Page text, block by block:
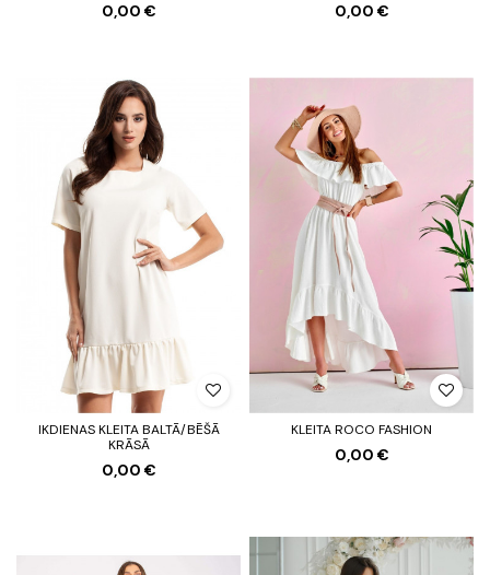
0,00 € 0,00 €
IKDIENAS KLEITA BALTĀ/BĒŠĀ
KRĀSĀ
0,00 €
KLEITA ROCO FASHION
0,00 €